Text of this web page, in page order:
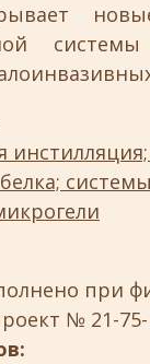
при
№ 21-75-